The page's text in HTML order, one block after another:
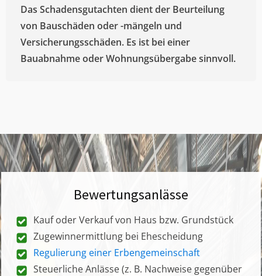
Das Schadensgutachten dient der Beurteilung
von Bauschäden oder -mängeln und
Versicherungsschäden. Es ist bei einer
Bauabnahme oder Wohnungsübergabe sinnvoll.
Bewertungsanlässe
Kauf oder Verkauf von Haus bzw. Grundstück
Zugewinnermittlung bei Ehescheidung
Regulierung einer Erbengemeinschaft
Steuerliche Anlässe (z. B. Nachweise gegenüber